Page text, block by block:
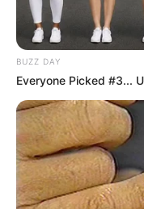
BUZZ DAY
Everyone Picked #3...